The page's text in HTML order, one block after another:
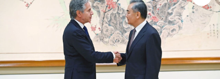
Çin Fuarları
Gündem
Video